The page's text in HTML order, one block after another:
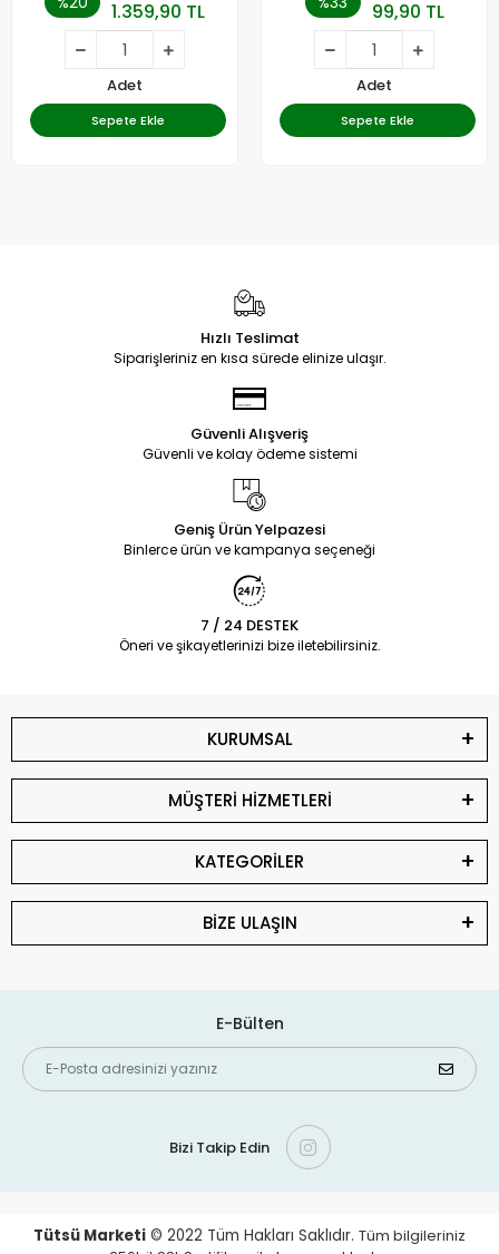
1.359,90 TL
Adet
Sepete Ekle
99,90 TL
Adet
Sepete Ekle
Hızlı Teslimat
Siparişleriniz en kısa sürede elinize ulaşır.
Güvenli Alışveriş
Güvenli ve kolay ödeme sistemi
Geniş Ürün Yelpazesi
Binlerce ürün ve kampanya seçeneği
7 / 24 DESTEK
Öneri ve şikayetlerinizi bize iletebilirsiniz.
KURUMSAL
MÜŞTERİ HİZMETLERİ
KATEGORİLER
BİZE ULAŞIN
E-Bülten
Bizi Takip Edin
Tütsü Marketi © 2022 Tüm Hakları Saklıdır. Tüm bilgileriniz